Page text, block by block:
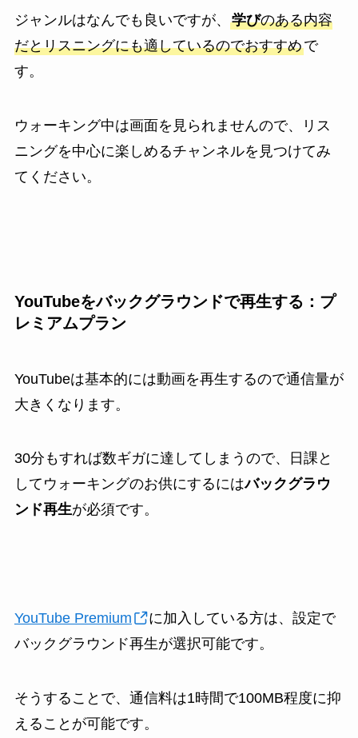
ジャンルはなんでも良いですが、 学びのある内容
だとリスニングにも適しているのでおすすめで
す。
ウォーキング中は画面を見られませんので、リス
ニングを中心に楽しめるチャンネルを見つけてみ
てください。
YouTubeをバックグラウンドで再生する：プ
レミアムプラン
YouTubeは基本的には動画を再生するので通信量が
大きくなります。
30分もすれば数ギガに達してしまうので、日課と
してウォーキングのお供にするにはバックグラウ
ンド再生が必須です。
YouTube Premium
に加入している方は、設定で
バックグラウンド再生が選択可能です。
そうすることで、通信料は1時間で100MB程度に抑
えることが可能です。